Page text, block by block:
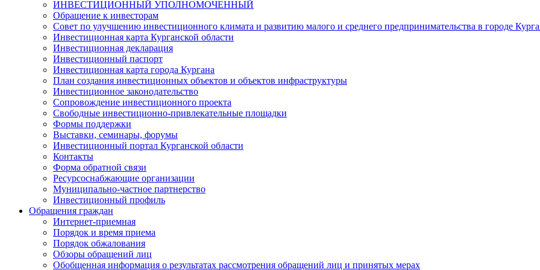
ИНВЕСТИЦИОННЫЙ УПОЛНОМОЧЕННЫЙ
Обращение к инвесторам
Совет по улучшению инвестиционного климата и развитию малого и среднего предпринимательства в городе
Инвестиционная карта Курганской области
Инвестиционная декларация
Инвестиционный паспорт
Инвестиционная карта города Кургана
План создания инвестиционных объектов и объектов инфраструктуры
Инвестиционное законодательство
Сопровождение инвестиционного проекта
Свободные инвестиционно-привлекательные площадки
Формы поддержки
Выставки, семинары, форумы
Инвестиционный портал Курганской области
Контакты
Форма обратной связи
Ресурсоснабжающие организации
Муниципально-частное партнерство
Инвестиционный профиль
Обращения граждан
Интернет-приемная
Порядок и время приема
Порядок обжалования
Обзоры обращений лиц
Обобщенная информация о результатах рассмотрения обращений лиц и принятых мерах